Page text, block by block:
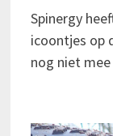
Spinergy
icoontjes op
nog niet